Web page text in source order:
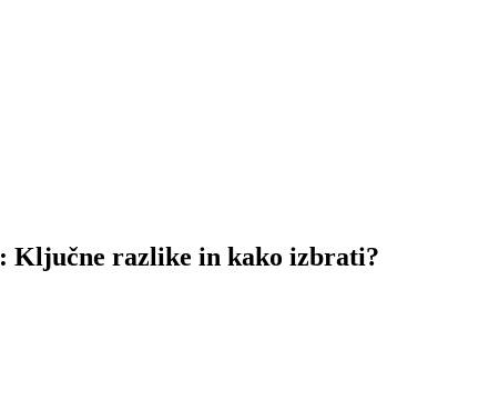
Ključne razlike in kako izbrati?